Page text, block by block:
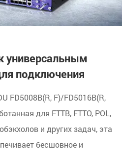
универсальным
подключения
FD5008B(R, F)/FD5016B(R,
для FTTB, FTTO, POL,
и других задач, эта
бесшовное и